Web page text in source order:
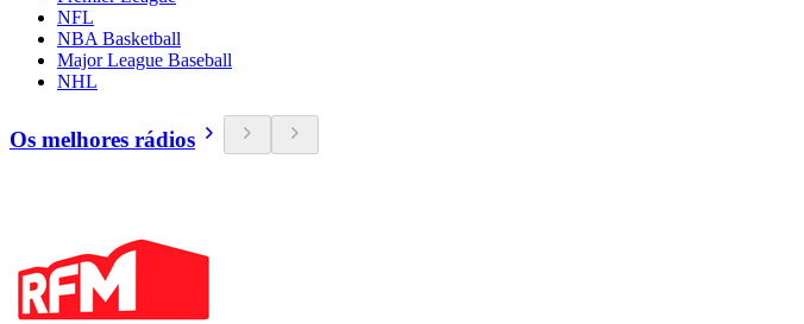
NFL
NBA Basketball
Major League Baseball
NHL
Os melhores rádios